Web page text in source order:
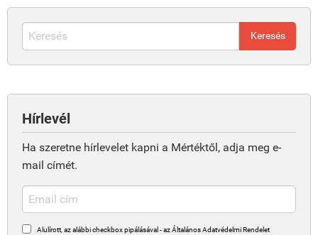
Hírlevél
Ha szeretne hírlevelet kapni a Mértéktől, adja meg e-
mail címét.
Alulírott, az alábbi checkbox pipálásával - az Általános Adatvédelmi Rendelet